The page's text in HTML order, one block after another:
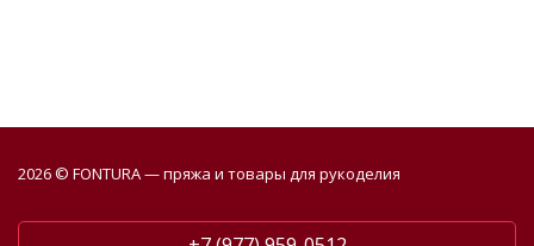
2026 © FONTURA — пряжа и товары для рукоделия